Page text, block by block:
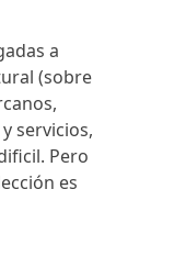
a
(sobre
servicios,
Pero
es